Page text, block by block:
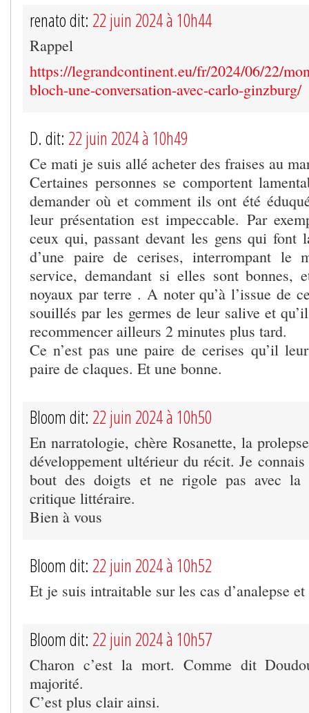
renato dit: 22 juin 2024 à 10h44
Rappel
https://legrandcontinent.eu/fr/2024/06/22/
bloch-une-conversation-avec-carlo-ginzburg/
D. dit: 22 juin 2024 à 10h49
Ce mati je suis allé acheter des fraises au
Certaines personnes se comportent
demander où et comment ils ont été
leur présentation est impeccable. Par
ceux qui, passant devant les gens qui font
d’une paire de cerises, interrompant le
service, demandant si elles sont bonnes,
noyaux par terre . A noter qu’à l’issue de
souillés par les germes de leur salive et
recommencer ailleurs 2 minutes plus tard.
Ce n’est pas une paire de cerises qu’il
paire de claques. Et une bonne.
Bloom dit: 22 juin 2024 à 10h50
En narratologie, chère Rosanette, la
développement ultérieur du récit. Je
bout des doigts et ne rigole pas avec la
critique littéraire.
Bien à vous
Bloom dit: 22 juin 2024 à 10h52
Et je suis intraitable sur les cas d’analepse
Bloom dit: 22 juin 2024 à 10h57
Charon c’est la mort. Comme dit
majorité.
C’est plus clair ainsi.